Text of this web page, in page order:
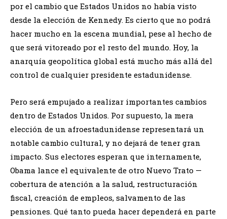
por el cambio que Estados Unidos no había visto
desde la elección de Kennedy. Es cierto que no podrá
hacer mucho en la escena mundial, pese al hecho de
que será vitoreado por el resto del mundo. Hoy, la
anarquía geopolítica global está mucho más allá del
control de cualquier presidente estadunidense.
Pero será empujado a realizar importantes cambios
dentro de Estados Unidos. Por supuesto, la mera
elección de un afroestadunidense representará un
notable cambio cultural, y no dejará de tener gran
impacto. Sus electores esperan que internamente,
Obama lance el equivalente de otro Nuevo Trato —
cobertura de atención a la salud, restructuración
fiscal, creación de empleos, salvamento de las
pensiones. Qué tanto pueda hacer dependerá en parte